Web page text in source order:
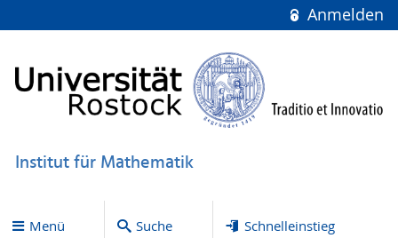
Anmelden
Institut für Mathematik
Menü Suche Schnelleinstieg